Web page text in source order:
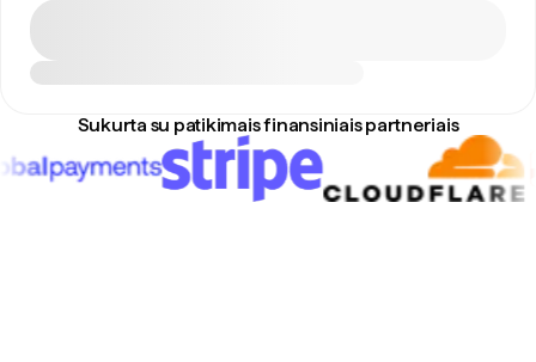
Sukurta su patikimais finansiniais partneriais